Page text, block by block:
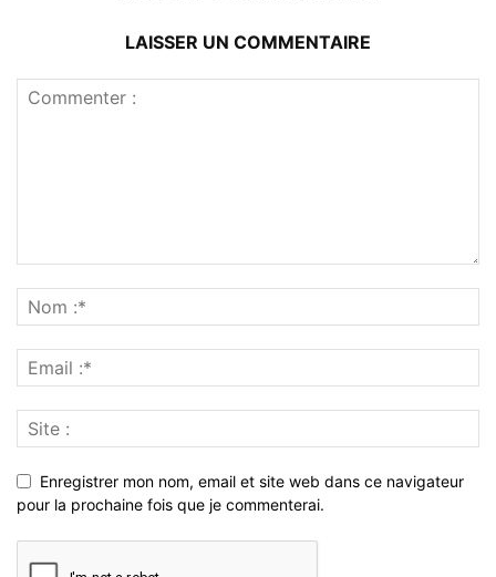
LAISSER UN COMMENTAIRE
Enregistrer mon nom, email et site web dans ce navigateur
pour la prochaine fois que je commenterai.